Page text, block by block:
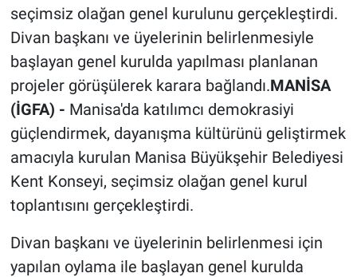
seçimsiz olağan genel kurulunu gerçekleştirdi.
Divan başkanı ve üyelerinin belirlenmesiyle
başlayan genel kurulda yapılması planlanan
projeler görüşülerek karara bağlandı.MANİSA
(İGFA) - Manisa'da katılımcı demokrasiyi
güçlendirmek, dayanışma kültürünü geliştirmek
amacıyla kurulan Manisa Büyükşehir Belediyesi
Kent Konseyi, seçimsiz olağan genel kurul
toplantısını gerçekleştirdi.
Divan başkanı ve üyelerinin belirlenmesi için
yapılan oylama ile başlayan genel kurulda